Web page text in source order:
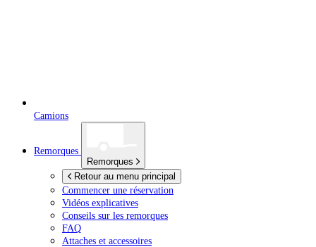
Camions
Remorques
Remorques
Retour au menu principal
Commencer une réservation
Vidéos explicatives
Conseils sur les remorques
FAQ
Attaches et accessoires